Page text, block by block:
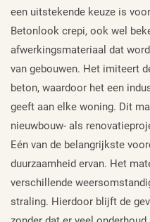
een uitstekende keuze is
Betonlook crepi, ook wel
afwerkingsmateriaal dat
van gebouwen. Het imiteert
beton, waardoor het een
geeft aan elke woning. Dit
nieuwbouw- als
Eén van de belangrijkste
duurzaamheid ervan. Het
verschillende
straling. Hierdoor blijft de